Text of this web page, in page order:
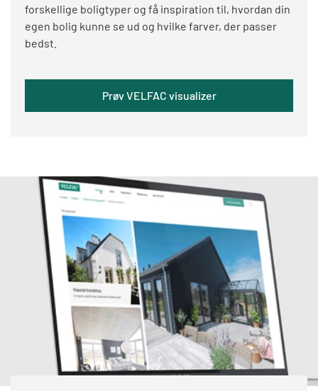
forskellige boligtyper og få inspiration til, hvordan din
egen bolig kunne se ud og hvilke farver, der passer
bedst.
Prøv VELFAC visualizer